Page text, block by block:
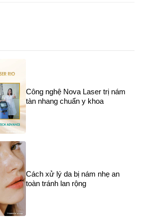
Công nghệ Nova Laser trị nám
tàn nhang chuẩn y khoa
Cách xử lý da bị nám nhẹ an
toàn tránh lan rộng